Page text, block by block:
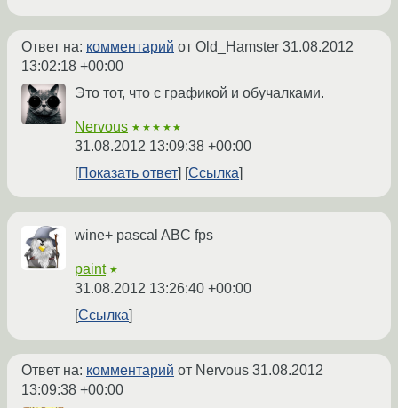
Ответ на: комментарий от Old_Hamster 31.08.2012
13:02:18 +00:00
Это тот, что с графикой и обучалками.
Nervous ★★★★★
31.08.2012 13:09:38 +00:00
Показать ответ
Ссылка
wine+ pascal ABC fps
paint ★
31.08.2012 13:26:40 +00:00
Ссылка
Ответ на: комментарий от Nervous 31.08.2012
13:09:38 +00:00